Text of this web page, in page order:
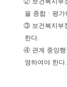
을 종합ㆍ평
③ 보건복지부
한다.
④ 관계 중앙행
영하여야 한다.